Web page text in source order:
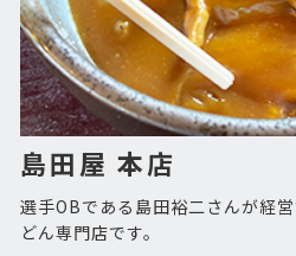
島田屋 本店
選手OBである島田裕二さんが経
どん専門店です。